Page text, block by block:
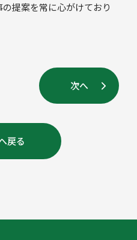
提案を常に心がけており
次へ
戻る